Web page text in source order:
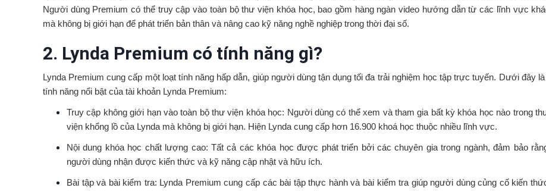
Người dùng Premium có thể truy cập vào toàn bộ thư viện khóa học, bao gồm hàng ngàn video hướng dẫn từ các lĩnh vực
mà không bị giới hạn để phát triển bản thân và nâng cao kỹ năng nghề nghiệp trong thời đại số.
2. Lynda Premium có tính năng gì?
Lynda Premium cung cấp một loạt tính năng hấp dẫn, giúp người dùng tận dụng tối đa trải nghiệm học tập trực tuyến. Dưới đây
tính năng nổi bật của tài khoản Lynda Premium:
Truy cập không giới hạn vào toàn bộ thư viện khóa học: Người dùng có thể xem và tham gia bất kỳ khóa học nào trong
viện khổng lồ của Lynda mà không bị giới hạn. Hiện Lynda cung cấp hơn 16.900 khoá học thuộc nhiều lĩnh vực.
Nội dung khóa học chất lượng cao: Tất cả các khóa học được phát triển bởi các chuyên gia trong ngành, đảm bảo
người dùng nhận được kiến thức và kỹ năng cập nhật và hữu ích.
Bài tập và bài kiểm tra: Lynda Premium cung cấp các bài tập thực hành và bài kiểm tra giúp người dùng củng cố kiến